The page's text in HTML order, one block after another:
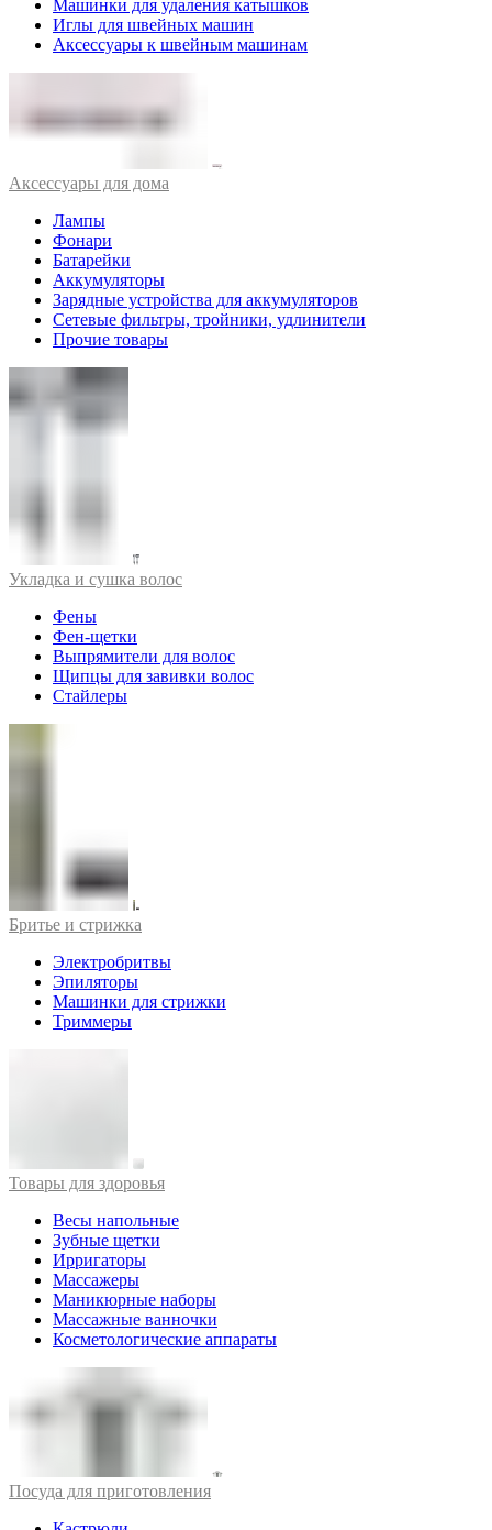
Машинки для удаления катышков
Иглы для швейных машин
Аксессуары к швейным машинам
Аксессуары для дома
Лампы
Фонари
Батарейки
Аккумуляторы
Зарядные устройства для аккумуляторов
Сетевые фильтры, тройники, удлинители
Прочие товары
Укладка и сушка волос
Фены
Фен-щетки
Выпрямители для волос
Щипцы для завивки волос
Стайлеры
Бритье и стрижка
Электробритвы
Эпиляторы
Машинки для стрижки
Триммеры
Товары для здоровья
Весы напольные
Зубные щетки
Ирригаторы
Массажеры
Маникюрные наборы
Массажные ванночки
Косметологические аппараты
Посуда для приготовления